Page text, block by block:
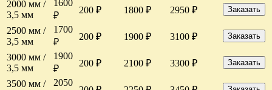
2000 мм /
3,5 мм
1600
₽
200 ₽ 1800 ₽ 2950 ₽ Заказать
2500 мм /
3,5 мм
1700
₽
200 ₽ 1900 ₽ 3100 ₽ Заказать
3000 мм /
3,5 мм
1900
₽
200 ₽ 2100 ₽ 3300 ₽ Заказать
3500 мм /
2050